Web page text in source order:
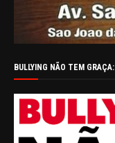
BULLYING NÃO TEM GRAÇA: